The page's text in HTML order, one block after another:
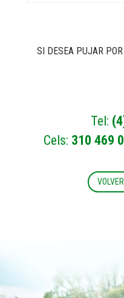
SI DESEA PUJAR
Tel:
Cels: 310 469